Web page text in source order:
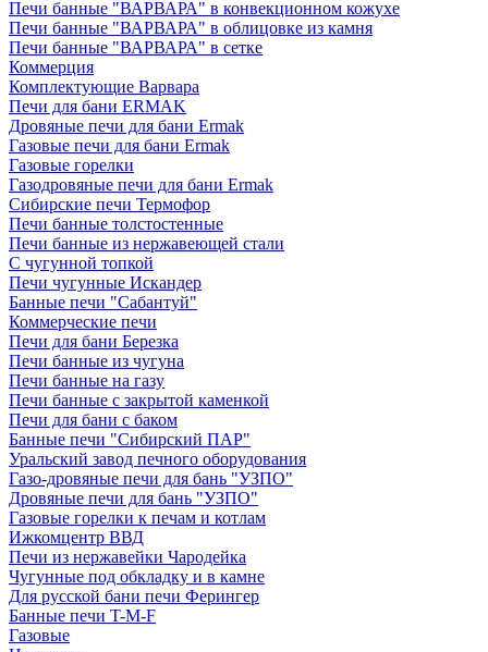
Печи банные "ВАРВАРА" в конвекционном кожухе
Печи банные "ВАРВАРА" в облицовке из камня
Печи банные "ВАРВАРА" в сетке
Коммерция
Комплектующие Варвара
Печи для бани ERMAK
Дровяные печи для бани Ermak
Газовые печи для бани Ermak
Газовые горелки
Газодровяные печи для бани Ermak
Сибирские печи Термофор
Печи банные толстостенные
Печи банные из нержавеющей стали
С чугунной топкой
Печи чугунные Искандер
Банные печи "Сабантуй"
Коммерческие печи
Печи для бани Березка
Печи банные из чугуна
Печи банные на газу
Печи банные с закрытой каменкой
Печи для бани с баком
Банные печи "Сибирский ПАР"
Уральский завод печного оборудования
Газо-дровяные печи для бань "УЗПО"
Дровяные печи для бань "УЗПО"
Газовые горелки к печам и котлам
Ижкомцентр ВВД
Печи из нержавейки Чародейка
Чугунные под обкладку и в камне
Для русской бани печи Ферингер
Банные печи T-M-F
Газовые